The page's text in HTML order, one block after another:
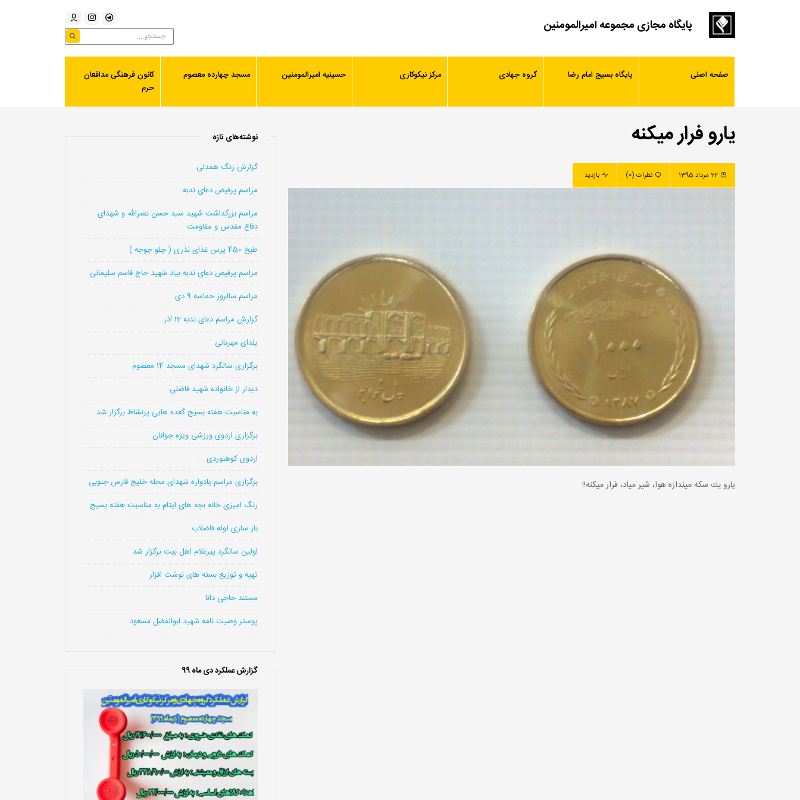
پایگاه مجازی مجموعه امیرالمومنین
صفحه اصلی پایگاه بسیج امام رضا گروه جهادی مرکز نیکوکاری حسینیه امیرالمومنین مسجد چهارده معصوم
کانون فرهنگی مدافعان
حرم
یارو فرار میکنه
22 مرداد 1395 نظرات (0) بازدید :
یارو يك سكه ميندازه هوا، شير مياد، فرار ميكنه!!
نوشته‌های تازه
گزارش زنگ همدلی
مراسم پرفیض دعای ندبه
مراسم بزرگداشت شهید سید حسن نصرالله و شهدای
دفاع مقدس و مقاومت
طبخ 450 پرس غذای نذری ( چلو جوجه )
مراسم پرفیض دعای ندبه بیاد شهید حاج قاسم سلیمانی
مراسم سالروز حماسه 9 دی
گزارش مراسم دعای ندبه 12 اذر
یلدای مهربانی
برگزاری سالگرد شهدای مسجد 14 معصوم
دیدار از خانواده شهید فاضلی
به مناسبت هفته بسیج گعده هایی پرنشاط برگزار شد
برگزاری اردوی ورزشی ویژه جوانان
اردوی کوهنوردی …
برگزاری مراسم یادواره شهدای محله خلیج فارس جنوبی
رنگ امیزی خانه بچه های ایتام به مناسبت هفته بسیج
باز سازی لوله فاضلاب
اولین سالگرد پیرغلام اهل بیت برگزار شد
تهیه و توزیع بسته های نوشت افزار
مستند حاجی دانا
پوستر وصیت نامه شهید ابوالفضل مسعود
گزارش عملکرد دی ماه 99